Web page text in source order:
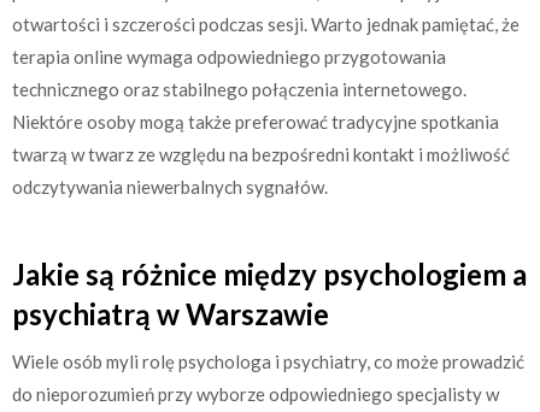
otwartości i szczerości podczas sesji. Warto jednak pamiętać, że
terapia online wymaga odpowiedniego przygotowania
technicznego oraz stabilnego połączenia internetowego.
Niektóre osoby mogą także preferować tradycyjne spotkania
twarzą w twarz ze względu na bezpośredni kontakt i możliwość
odczytywania niewerbalnych sygnałów.
Jakie są różnice między psychologiem a
psychiatrą w Warszawie
Wiele osób myli rolę psychologa i psychiatry, co może prowadzić
do nieporozumień przy wyborze odpowiedniego specjalisty w